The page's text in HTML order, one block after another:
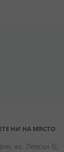
НИ НА МЯСТО
жк. Левски В,